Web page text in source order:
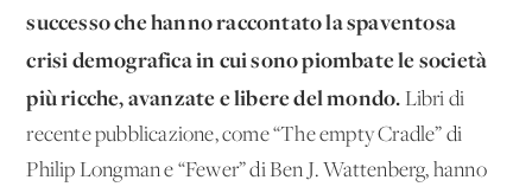
successo che hanno raccontato la spaventosa
crisi demografica in cui sono piombate le società
più ricche, avanzate e libere del mondo. Libri di
recente pubblicazione, come “The empty Cradle” di
Philip Longman e “Fewer” di Ben J. Wattenberg, hanno